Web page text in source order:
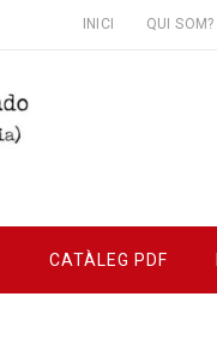
INICI QUI SOM?
CATÀLEG PDF